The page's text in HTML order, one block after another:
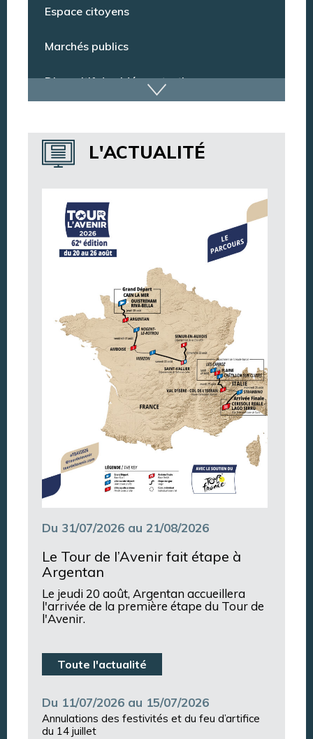
Dispositif de vidéoprotection
Annuaire des services
Annuaire des associations
Argentan Aujourd’hui
L'ACTUALITÉ
Du 31/07/2026 au 21/08/2026
Le Tour de l’Avenir fait étape à
Argentan
Le jeudi 20 août, Argentan accueillera
l'arrivée de la première étape du Tour de
l'Avenir.
Toute l'actualité
Du 11/07/2026 au 15/07/2026
Annulations des festivités et du feu d’artifice
du 14 juillet